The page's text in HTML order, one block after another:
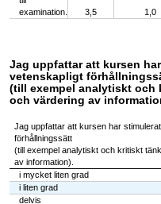
examination.
3,5 1,0
Jag uppfattar att kursen
vetenskapligt
(till exempel analytiskt och
och värdering av
Jag uppfattar att kursen har
förhållningssätt
(till exempel analytiskt och kritiskt
av information).
i mycket liten grad
i liten grad
delvis